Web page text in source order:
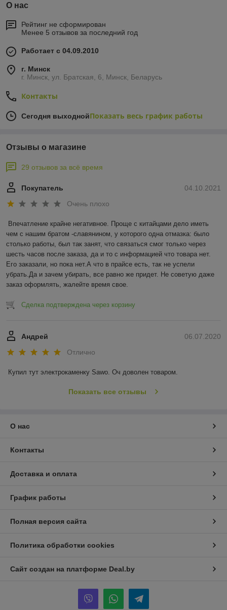
О нас
Рейтинг не сформирован
Менее 5 отзывов за последний год
Работает с 04.09.2010
г. Минск
г. Минск, ул. Братская, 6, Минск, Беларусь
Контакты
Сегодня выходнойПоказать весь график работы
Отзывы о магазине
29 отзывов за всё время
04.10.2021
Покупатель
Очень плохо
Впечатление крайне негативное. Проще с китайцами дело иметь
чем с нашим братом -славянином, у которого одна отмазка: было
столько работы, был так занят, что связаться смог только через
шесть часов после заказа, да и то с информацией что товара нет.
Его заказали, но пока нет.А что в прайсе есть, так не успели
убрать.Да и зачем убирать, все равно же придет. Не советую даже
заказ оформлять, жалейте время свое.
Сделка подтверждена через корзину
06.07.2020
Андрей
Отлично
Купил тут электрокаменку Sawo. Оч доволен товаром.
Показать все отзывы
О нас
Контакты
Доставка и оплата
График работы
Полная версия сайта
Политика обработки cookies
Сайт создан на платформе Deal.by